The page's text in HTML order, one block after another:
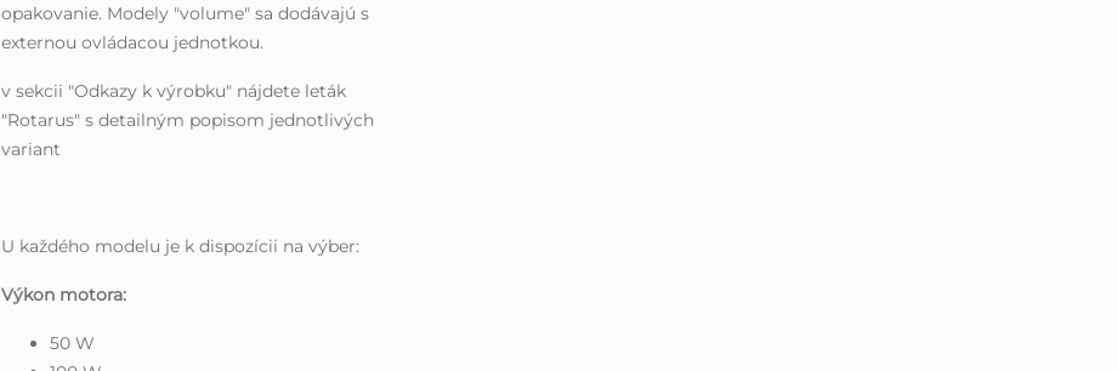
opakovanie. Modely "volume" sa dodávajú s
externou ovládacou jednotkou.
v sekcii "Odkazy k výrobku" nájdete leták
"Rotarus" s detailným popisom jednotlivých
variant
U každého modelu je k dispozícii na výber:
Výkon motora:
50 W